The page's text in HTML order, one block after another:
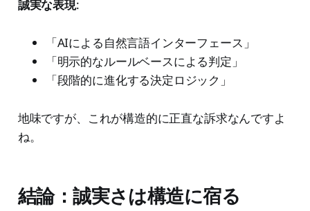
誠実な表現:
「AIによる自然言語インターフェース」
「明示的なルールベースによる判定」
「段階的に進化する決定ロジック」
地味ですが、これが構造的に正直な訴求なんですよ
ね。
結論：誠実さは構造に宿る